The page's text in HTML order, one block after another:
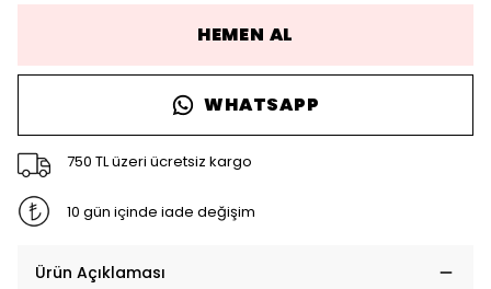
HEMEN AL
WHATSAPP
750 TL üzeri ücretsiz kargo
10 gün içinde iade değişim
Ürün Açıklaması